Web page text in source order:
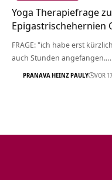
Yoga Therapiefrage
Epigastrischehernien
FRAGE: "ich habe erst
auch Stunden angefangen.…
PRANAVA HEINZ PAULY VOR